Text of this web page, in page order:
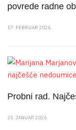
povrede radne
17. FEBRUAR 2026.
Probni rad.
23. JANUAR 2026.